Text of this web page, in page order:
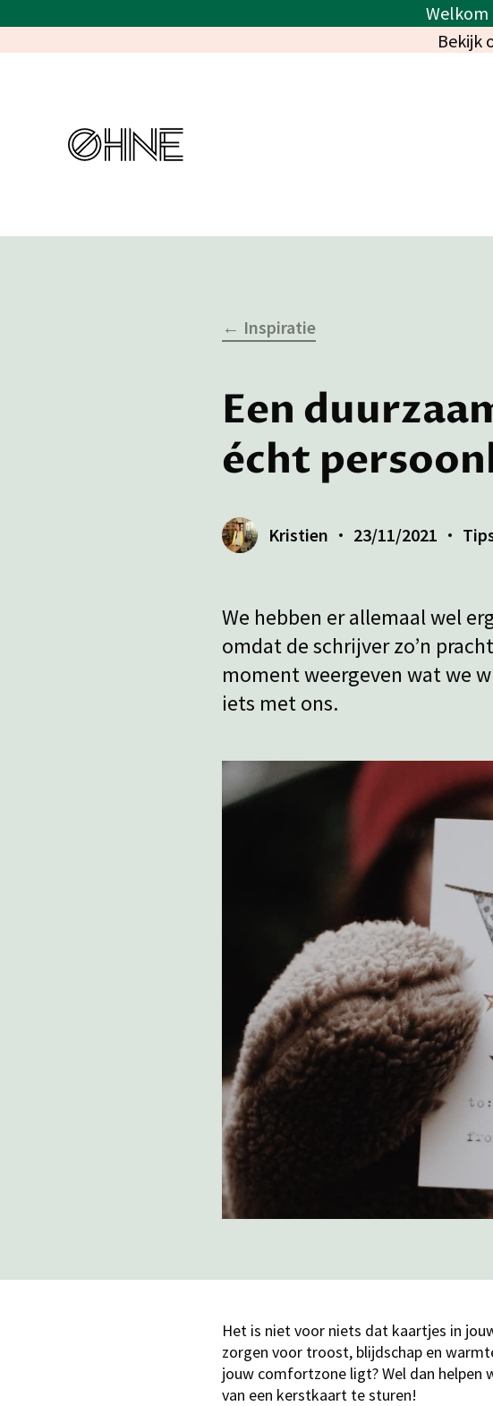
Welkom
Bekijk
← Inspiratie
Een
écht
Kristien 23/11/2021
We hebben er allemaal wel
omdat de schrijver zo’n
moment weergeven wat we
iets met ons.
Het is niet voor niets dat kaartjes in
zorgen voor troost, blijdschap en
jouw comfortzone ligt? Wel dan helpen
van een kerstkaart te sturen!